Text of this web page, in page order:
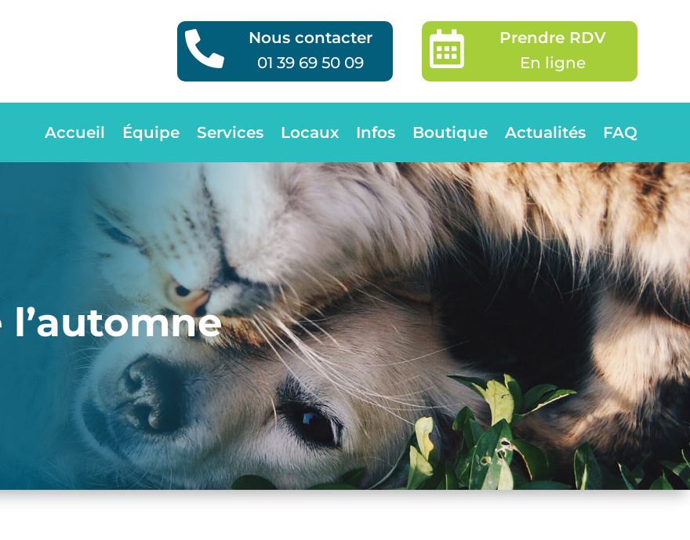

Nous contacter
01 39 69 50 09

Prendre RDV
En ligne
Accueil Équipe Services Locaux Infos Boutique Actualités FAQ